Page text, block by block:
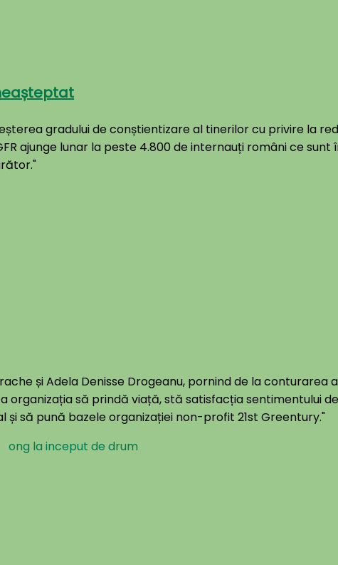
gradului de conștientizare al tinerilor cu privire la
ajunge lunar la peste 4.800 de internauți români ce
și Adela Denisse Drogeanu, pornind de la
să prindă viață, stă satisfacția sentimentului
să pună bazele organizației non-profit 21st Greentury."